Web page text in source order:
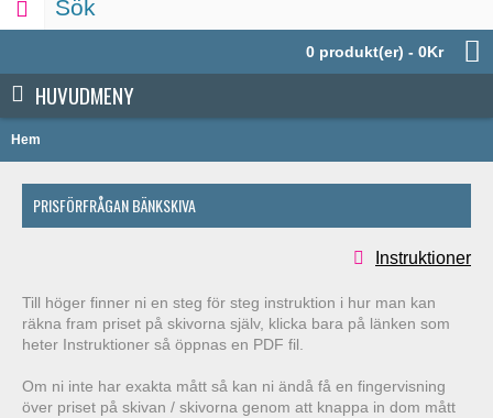
0 produkt(er) - 0Kr
HUVUDMENY
Hem
PRISFÖRFRÅGAN BÄNKSKIVA
Instruktioner
Till höger finner ni en steg för steg instruktion i hur man kan
räkna fram priset på skivorna själv, klicka bara på länken som
heter Instruktioner så öppnas en PDF fil.
Om ni inte har exakta mått så kan ni ändå få en fingervisning
över priset på skivan / skivorna genom att knappa in dom mått